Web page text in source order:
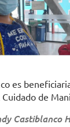
es
de
Castiblanco